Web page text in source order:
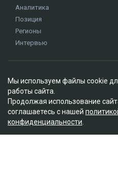
Аналитика
Позиция
Регионы
Интервью
О проекте
Правила сайта
Реклама на сайте
Контакты
Редакционная политика
Мы используем файлы cookie
работы сайта.
Продолжая использование
соглашаетесь с нашей
конфиденциальности